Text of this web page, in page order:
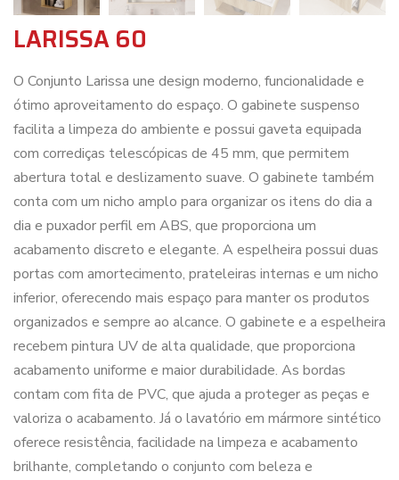
LARISSA 60
O Conjunto Larissa une design moderno, funcionalidade e
ótimo aproveitamento do espaço. O gabinete suspenso
facilita a limpeza do ambiente e possui gaveta equipada
com corrediças telescópicas de 45 mm, que permitem
abertura total e deslizamento suave. O gabinete também
conta com um nicho amplo para organizar os itens do dia a
dia e puxador perfil em ABS, que proporciona um
acabamento discreto e elegante. A espelheira possui duas
portas com amortecimento, prateleiras internas e um nicho
inferior, oferecendo mais espaço para manter os produtos
organizados e sempre ao alcance. O gabinete e a espelheira
recebem pintura UV de alta qualidade, que proporciona
acabamento uniforme e maior durabilidade. As bordas
contam com fita de PVC, que ajuda a proteger as peças e
valoriza o acabamento. Já o lavatório em mármore sintético
oferece resistência, facilidade na limpeza e acabamento
brilhante, completando o conjunto com beleza e